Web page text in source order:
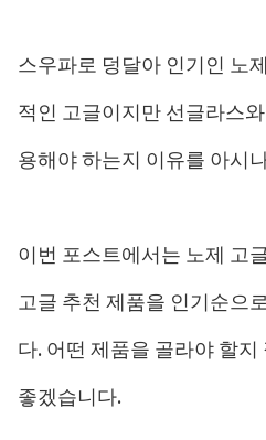
스우파로 덩달아 인기인 노
적인 고글이지만 선글라스
용해야 하는지 이유를 아시
이번 포스트에서는 노제 고
고글 추천 제품을 인기순으
다. 어떤 제품을 골라야 할
좋겠습니다.